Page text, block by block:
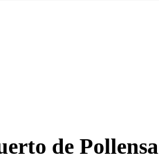
de Pollensa